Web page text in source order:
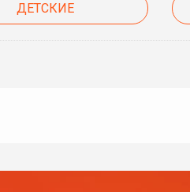
ДЕТСКИЕ